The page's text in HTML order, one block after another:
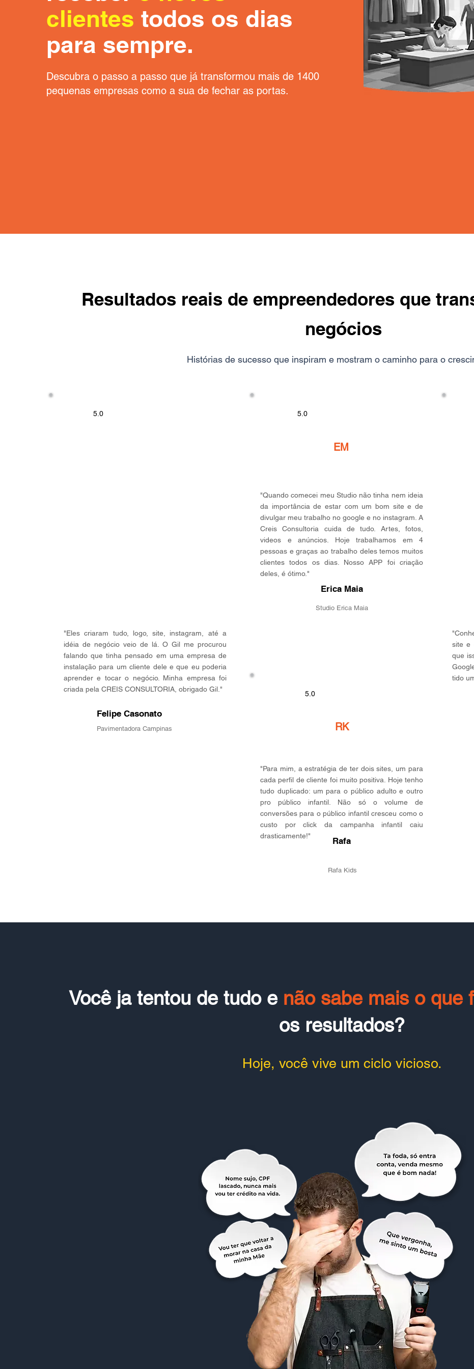
clientes todos os dias
para sempre.
Descubra o passo a passo que já transformou mais de 1400
pequenas empresas como a sua de fechar as portas.
Resultados reais de empreendedores que
negócios
Histórias de sucesso que inspiram e mostram o caminho para o
5.0
"Eles criaram tudo, logo, site, instagram, até a
idéia de negócio veio de lá. O Gil me procurou
falando que tinha pensado em uma empresa de
instalação para um cliente dele e que eu poderia
aprender e tocar o negócio. Minha empresa foi
criada pela CREIS CONSULTORIA, obrigado Gil."
Pavimentadora Campinas
Felipe Casonato
5.0
EM
"Quando comecei meu Studio não tinha nem ideia
da importância de estar com um bom site e de
divulgar meu trabalho no google e no instagram. A
Creis Consultoria cuida de tudo. Artes, fotos,
videos e anúncios. Hoje trabalhamos em 4
pessoas e graças ao trabalho deles temos muitos
clientes todos os dias. Nosso APP foi criação
deles, é ótimo."
Studio Erica Maia
Erica Maia
5.0
RK
"Para mim, a estratégia de ter dois sites, um para
cada perfil de cliente foi muito positiva. Hoje tenho
tudo duplicado: um para o público adulto e outro
pro público infantil. Não só o volume de
conversões para o público infantil cresceu como o
custo por click da campanha infantil caiu
drasticamente!"
Rafa Kids
Rafa
site e
que
tido
Você ja tentou de tudo e não sabe mais o que
os resultados?
Hoje, você vive um ciclo vicioso.